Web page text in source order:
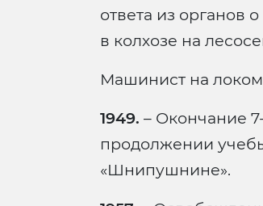
ответа из органов
в колхозе на
Машинист на
1949. – Окончание
продолжении
«Шнипушнине».